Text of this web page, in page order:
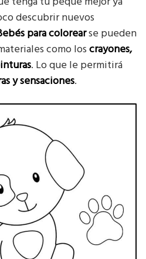
descubrir nuevos
para colorearse pueden
como loscrayones,
. Lo que le permitirá
y sensaciones.